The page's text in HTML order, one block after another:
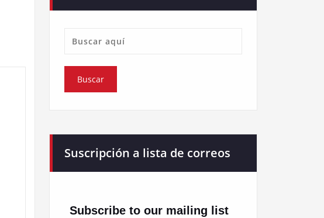
Suscripción a lista de correos
Subscribe to our mailing list